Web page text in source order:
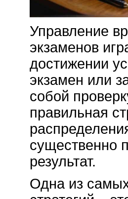
Управление
экзаменов
достижении
экзамен или
собой
правильная
существенно
результат.
Одна из